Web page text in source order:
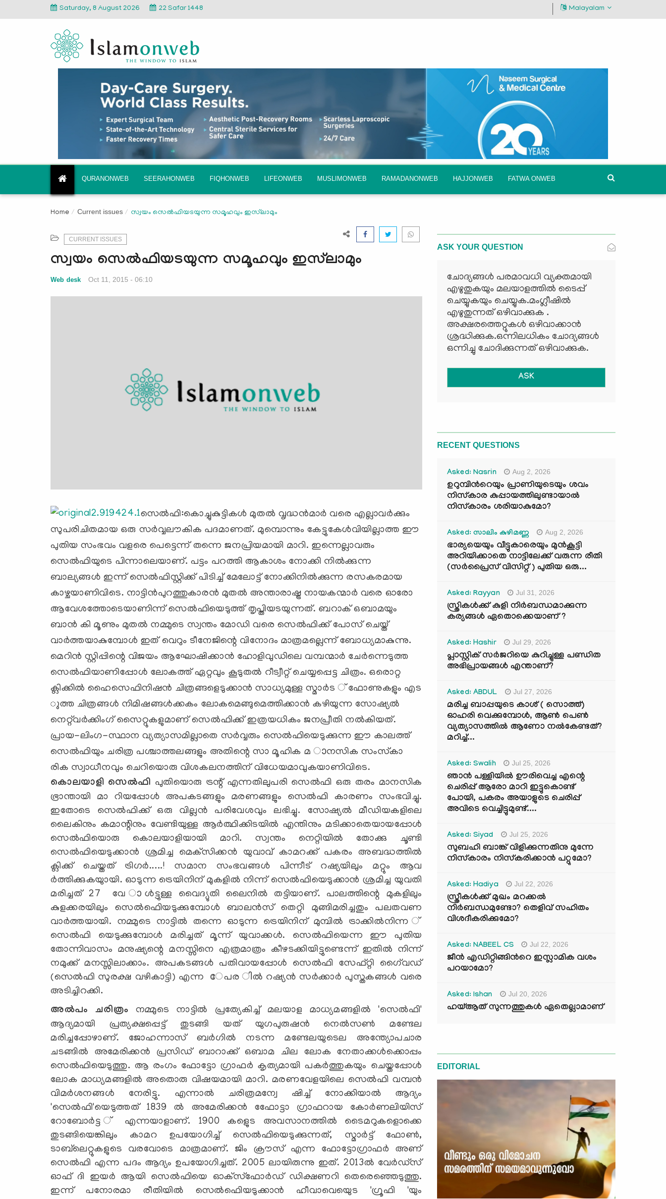
Saturday, 8 August 2026 22 Safar 1448 Malayalam
QURANONWEB SEERAHONWEB FIQHONWEB LIFEONWEB MUSLIMONWEB RAMADANONWEB HAJJONWEB FATWA ONWEB
Home Current issues സ്വയം സെല്‍ഫിയടയുന്ന സമൂഹവും ഇസ്‌ലാമും
CURRENT ISSUES
സ്വയം സെല്‍ഫിയടയുന്ന സമൂഹവും ഇസ്‌ലാമും
Web desk Oct 11, 2015 - 06:10
സെല്‍ഫി:കൊച്ചുകുട്ടികള്‍ മുതല്‍ വൃദ്ധന്‍മാര്‍ വരെ എല്ലാവര്‍ക്കും
സുപരിചിതമായ ഒരു സര്‍വ്വലൗകിക പദമാണത്. മുമ്പൊന്നും കേട്ടുകേള്‍വിയില്ലാത്ത ഈ
പുതിയ സംഭവം വളരെ പെട്ടെന്ന് തന്നെ ജനപ്രിയമായി മാറി. ഇന്നെല്ലാവരും
സെല്‍ഫിയുടെ പിന്നാലെയാണ്. പട്ടം പറത്തി ആകാശം നോക്കി നില്‍ക്കുന്ന
ബാല്യങ്ങള്‍ ഇന്ന് സെല്‍ഫിസ്റ്റിക്ക് പിടിച്ച് മേലോട്ട് നോക്കിനില്‍ക്കുന്ന രസകരമായ
കാഴ്ചയാണിവിടെ. നാട്ടിന്‍പുറത്തുകാരന്‍ മുതല്‍ അന്താരാഷ്ട്ര നായകന്മാര്‍ വരെ ഓരോ
ആവേശത്തോടെയാണിന്ന് സെല്‍ഫിയെടുത്ത്‌ തൃപ്തിയടയുന്നത്. ബറാക് ഒബാമയും
ബാന്‍ കി മൂണും മുതല്‍ നമ്മുടെ സ്വന്തം മോഡി വരെ സെല്‍ഫിക്ക് പോസ് ചെയ്ത്
വാര്‍ത്തയാകുമ്പോള്‍ ഇത് വെറും ടീനേജിന്റെ വിനോദം മാത്രമല്ലെന്ന് ബോധ്യമാകുന്നു.
മെറിന്‍ സ്റ്റിപ്പിന്റെ വിജയം ആഘോഷിക്കാന്‍ ഹോളിവുഡിലെ വമ്പന്മാര്‍ ചേര്‍ന്നെടുത്ത
സെല്‍ഫിയാണിപ്പോള്‍ ലോകത്ത് ഏറ്റവും കൂടുതല്‍ റീട്വീറ്റ് ചെയ്യപ്പെട്ട ചിത്രം. ഒരൊറ്റ
ക്ലിക്കില്‍ ഹൈസെഫിനിഷന്‍ ചിത്രങ്ങളെടുക്കാന്‍ സാധ്യമുള്ള സ്മാര്‍ട ് ഫോണുകളും എട
ുത്ത ചിത്രങ്ങള്‍ നിമിഷങ്ങള്‍ക്കകം ലോകമെങ്ങുമെത്തിക്കാന്‍ കഴിയുന്ന സോഷ്യല്‍
നെറ്റ്‌വര്‍ക്കിംഗ് സൈറ്റുകളുമാണ് സെല്‍ഫിക്ക് ഇത്രയധികം ജനപ്രീതി നല്‍കിയത്.
പ്രായ-ലിംഗ-സ്ഥാന വ്യത്യാസമില്ലാതെ സര്‍വ്വരും സെല്‍ഫിയെടുക്കുന്ന ഈ കാലത്ത്
സെല്‍ഫിയും ചരിത്ര പശ്ചാത്തലങ്ങളും അതിന്റെ സാ മൂഹിക മ ാനസിക സംസ്‌കാ
രിക സ്വാധീനവും ചെറിയൊരു വിശകലനത്തിന് വിധേയമാവുകയാണിവിടെ.
കൊലയാളി സെല്‍ഫി പുതിയൊരു ട്രന്റ് എന്നതിലുപരി സെല്‍ഫി ഒരു തരം മാനസിക
ഭ്രാന്തായി മാ റിയപ്പോള്‍ അപകടങ്ങളും മരണങ്ങളും സെല്‍ഫി കാരണം സംഭവിച്ചു.
ഇതോടെ സെല്‍ഫിക്ക് ഒരു വില്ലന്‍ പരിവേശവും ലഭിച്ചു. സോഷ്യല്‍ മീഡിയകളിലെ
ലൈകിനും കമാന്റിനും വേണ്ടിയുള്ള ആര്‍ത്ഥിക്കിടയില്‍ എന്തിനും മടിക്കാതെയായപ്പോള്‍
സെല്‍ഫിയൊരു കൊലയാളിയായി മാറി. സ്വന്തം നെറ്റിയില്‍ തോക്കു ചൂണ്ടി
സെല്‍ഫിയെടുക്കാന്‍ ശ്രമിച്ച മെക്‌സിക്കന്‍ യുവാവ് കാമറക്ക് പകരം അബദ്ധത്തില്‍
ക്ലിക്ക് ചെയ്തത് ട്രിഗര്‍.....! സമാന സംഭവങ്ങള്‍ പിന്നീട്‌ റഷ്യയിലും മറ്റും ആവ
ര്‍ത്തിക്കുകയുായി. ഓടുന്ന ട്രെയിനിന് മുകളില്‍ നിന്ന് സെല്‍ഫിയെടുക്കാന്‍ ശ്രമിച്ച യുവതി
മരിച്ചത് 27 വേ ാള്‍ട്ടുള്ള വൈദ്യുതി ലൈനില്‍ തട്ടിയാണ്. പാലത്തിന്റെ മുകളിലും
കുളക്കരയിലും സെല്‍ഫിെയടുക്കുമ്പോള്‍ ബാലന്‍സ് തെറ്റി മുങ്ങിമരിച്ചതും പലതവണ
വാര്‍ത്തയായി. നമ്മുടെ നാട്ടില്‍ തന്നെ ഓടുന്ന ട്രെയിനിന് മുമ്പില്‍ ട്രാക്കില്‍നിന്ന ്
സെല്‍ഫി യെടുക്കുമ്പോള്‍ മരിച്ചത് മൂന്ന് യുവാക്കള്‍. സെല്‍ഫിയെന്ന ഈ പുതിയ
തോന്നിവാസം മനുഷ്യന്റെ മനസ്സിനെ എത്രമാത്രം കീഴടക്കിയിട്ടുണ്ടെന്ന് ഇതില്‍ നിന്ന്
നമുക്ക് മനസ്സിലാക്കാം. അപകടങ്ങള്‍ പതിവായപ്പോള്‍ സെല്‍ഫി സേഫ്റ്റി ഗൈ്വഡ്
(സെല്‍ഫി സുരക്ഷ വഴികാട്ടി) എന്ന േപര ില്‍ റഷ്യന്‍ സര്‍ക്കാര്‍ പുസ്തകങ്ങള്‍ വരെ
അടിച്ചിറക്കി.
അല്‍പം ചരിത്രം നമ്മുടെ നാട്ടില്‍ പ്രത്യേകിച്ച് മലയാള മാധ്യമങ്ങളില്‍ 'സെല്‍ഫി'
ആദ്യമായി പ്രത്യക്ഷപ്പെട്ട് തുടങ്ങി യത് യുഗപുരുഷന്‍ നെല്‍സണ്‍ മണ്ടേല
മരിച്ചപ്പോഴാണ്. ജോഹന്നാസ് ബര്‍ഗില്‍ നടന്ന മണ്ടേലയുടെല അന്ത്യോപചാര
ചടങ്ങില്‍ അമേരിക്കന്‍ പ്രസിഡ് ബാറാക്ക് ഒബാമ ചില ലോക നേതാക്കള്‍ക്കൊപ്പം
സെല്‍ഫിയെടുത്തു. ആ രംഗം ഫോട്ടോ ഗ്രാഫര്‍ കൃത്യമായി പകര്‍ത്തുകയും ചെയ്തപ്പോള്‍
ലോക മാധ്യമങ്ങളില്‍ അതൊരു വിഷയമായി മാറി. മരണവേളയിലെ സെല്‍ഫി വമ്പന്‍
വിമര്‍ശനങ്ങള്‍ നേരിട്ടു. എന്നാല്‍ ചരിത്രമന്വേ ഷിച്ച് നോക്കിയാല്‍ ആദ്യം
'സെല്‍ഫി'യെടുത്തത് 1839 ല്‍ അമേരിക്കന്‍ ഫോേട്ടാ ഗ്രാഫറായ കോര്‍ണലിയിസ്
റോബോര്‍ട്ട ് എന്നയാളാണ്. 1900 കളുെട അവസാനത്തില്‍ ടൈമറുകളൊക്കെ
തുടങ്ങിയെങ്കിലും കാമറ ഉപയോഗിച്ച് സെല്‍ഫിയെടുക്കുന്നത്, സ്മാര്‍ട്ട് ഫോണ്‍,
ടാബ്‌ലെറ്റുകളുടെ വരവോടെ മാത്രമാണ്. ജിം ക്രൗസ് എന്ന ഫോട്ടോഗ്രാഫര്‍ അണ്
സെല്‍ഫി എന്ന പദം ആദ്യം ഉപയോഗിച്ചത്. 2005 ലായിരുന്നു ഇത്. 2013ല്‍ വേര്‍ഡ്‌സ്
ഓഫ് ദി ഇയര്‍ ആയി സെല്‍ഫിയെ ഓക്‌സ്‌ഫോര്‍ഡ് ഡിക്ഷണറി തെരെഞ്ഞെടുത്തു.
ഇന്ന് പനോരമാ രീതിയില്‍ സെല്‍ഫിെയടുക്കാന്‍ ഹീവാവെയുെട 'ഗ്രൂഫി 'യും
ASK YOUR QUESTION
ചോദ്യങ്ങള്‍ പരമാവധി വ്യക്തമായി
എഴുതുകയും മലയാളത്തില്‍ ടൈപ്പ്
ചെയ്യുകയും ചെയ്യുക.മംഗ്ലീഷില്‍
എഴുതുന്നത് ഒഴിവാക്കുക .
അക്ഷരത്തെറ്റുകള്‍ ഒഴിവാക്കാന്‍
ശ്രദ്ധിക്കുക.ഒന്നിലധികം ചോദ്യങ്ങള്‍
ഒന്നിച്ചു ചോദിക്കുന്നത് ഒഴിവാക്കുക.
ASK
RECENT QUESTIONS
Asked: Nasrin Aug 2, 2026
ഉറുമ്പിന്‍റെയും പ്രാണിയുടെയും ശവം
നിസ്കാര കുപ്പായത്തിലുണ്ടായാൽ
നിസ്കാരം ശരിയാകുമോ?
Asked: സാലിം കുഴിമണ്ണ Aug 2, 2026
ഭാര്യയെയും വീട്ടുകാരെയും മുൻകൂട്ടി
അറിയിക്കാതെ നാട്ടിലേക്ക് വരുന്ന രീതി
(സർപ്രൈസ് വിസിറ്റ് ) പുതിയ ഒരു...
Asked: Rayyan Jul 31, 2026
സ്ത്രികൾക്ക് കുളി നിർബന്ധമാക്കുന്ന
കര്യങ്ങൾ ഏതൊക്കെയാണ് ?
Asked: Hashir Jul 29, 2026
പ്ലാസ്റ്റിക് സർജറിയെ കുറിച്ചുള്ള പണ്ഡിത
അഭിപ്രായങ്ങൾ എന്താണ്?
Asked: ABDUL Jul 27, 2026
മരിച്ച ബാപ്പയുടെ കാശ് ( സൊത്ത്)
ഓഹരി വെക്കുമ്പോൾ, ആണ്‍ പെണ്‍
വ്യത്യാസത്തില്‍ ആണോ നല്‍കേണ്ടത്?
മറിച്ച്...
Asked: Swalih Jul 25, 2026
ഞാൻ പള്ളിയിൽ ഊരിവെച്ച എന്റെ
ചെരിപ്പ് ആരോ മാറി ഇട്ടുകൊണ്ട്
പോയി, പകരം അയാളുടെ ചെരിപ്പ്
അവിടെ വെച്ചിട്ടുമുണ്ട്....
Asked: Siyad Jul 25, 2026
സുബഹി ബാങ്ക് വിളിക്കുന്നതിനു മുന്നേ
നിസ്കാരം നിസ്കരിക്കാൻ പറ്റുമോ?
Asked: Hadiya Jul 22, 2026
സ്ത്രീകൾക്ക് മുഖം മറക്കൽ
നിർബന്ധമുണ്ടോ? തെളിവ് സഹിതം
വിശദീകരിക്കുമോ?
Asked: NABEEL CS Jul 22, 2026
ജീൻ എഡിറ്റിങ്ങിന്‍റെ ഇസ്ലാമിക വശം
പറയാമോ?
Asked: Ishan Jul 20, 2026
ഹയ്ആത് സുന്നത്തുകൾ ഏതെല്ലാമാണ്
EDITORIAL